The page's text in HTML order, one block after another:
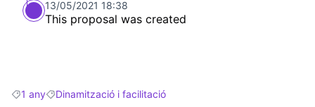
13/05/2021 18:38
This proposal was created
Filter results for: 1 any
1 anyFilter results for: Dinamització i facilitació
Dinamització i facilitació